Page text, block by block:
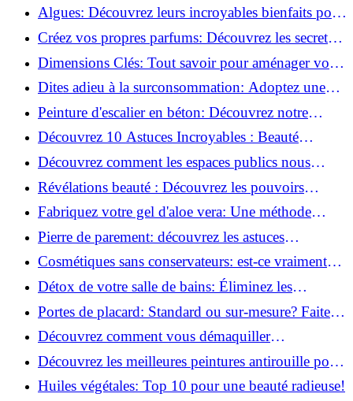
revitaliser les peaux fatiguées!
Algues: Découvrez leurs incroyables bienfaits pour
la santé et la beauté!
Créez vos propres parfums: Découvrez les secrets
de la fabrication artisanale!
Dimensions Clés: Tout savoir pour aménager votre
salle de bains!
Dites adieu à la surconsommation: Adoptez une
vie plus simple!
Peinture d'escalier en béton: Découvrez notre
tutoriel facile et rapide!
Découvrez 10 Astuces Incroyables : Beauté
Naturelle avec le Concombre !
Découvrez comment les espaces publics nous
incitent à être plus actifs : Révélations surprenantes!
Révélations beauté : Découvrez les pouvoirs
insoupçonnés du concombre!
Fabriquez votre gel d'aloe vera: Une méthode
simple et rapide à la maison!
Pierre de parement: découvrez les astuces
infaillibles pour un nettoyage parfait!
Cosmétiques sans conservateurs: est-ce vraiment
possible?
Détox de votre salle de bains: Éliminez les
ingrédients nocifs dès maintenant!
Portes de placard: Standard ou sur-mesure? Faites
le meilleur choix!
Découvrez comment vous démaquiller
naturellement: Astuces et secrets révélés!
Découvrez les meilleures peintures antirouille pour
le fer: Top 12 analysé!
Huiles végétales: Top 10 pour une beauté radieuse!